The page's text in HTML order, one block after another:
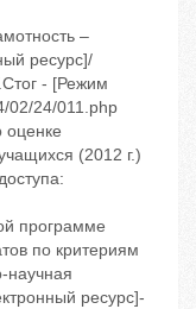
–
ресурс]/
- [Режим
02/24/011.php
(2012 г.)
программе
по критериям
научная
ресурс]-